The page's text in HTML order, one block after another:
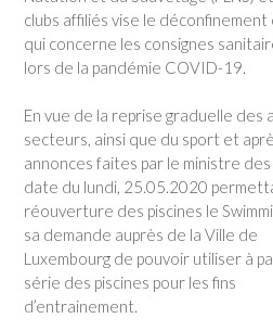
clubs affiliés vise le
qui concerne les consignes
lors de la pandémie COVID-19.
En vue de la reprise graduelle des
secteurs, ainsi que du sport et
annonces faites par le ministre
date du lundi, 25.05.2020
réouverture des piscines le
sa demande auprès de la Ville de
Luxembourg de pouvoir utiliser à
série des piscines pour les fins
d’entrainement.